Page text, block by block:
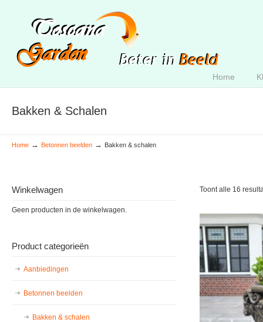
Home
Bakken & Schalen
Home → Betonnen beelden → Bakken & schalen
Toont alle 16
Winkelwagen
Geen producten in de winkelwagen.
Product categorieën
Aanbiedingen
Betonnen beelden
Bakken & schalen